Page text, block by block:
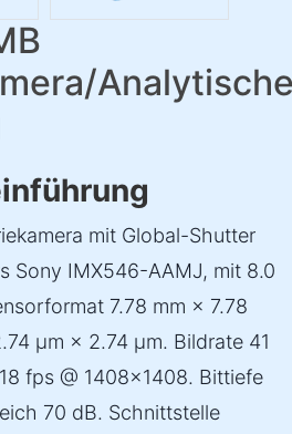
mit Global-Shutter
Sony IMX546-AAMJ, mit 8.0
7.78 mm × 7.78
µm × 2.74 µm. Bildrate 41
fps @ 1408×1408. Bittiefe
70 dB. Schnittstelle